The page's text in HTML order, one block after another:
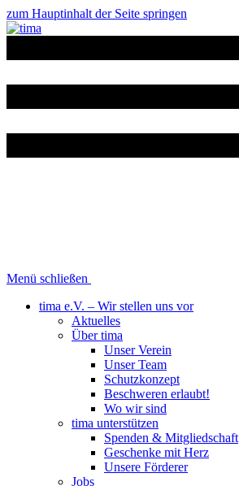
zum Hauptinhalt der Seite springen
Menü schließen
tima e.V. – Wir stellen uns vor
Aktuelles
Über tima
Unser Verein
Unser Team
Schutzkonzept
Beschweren erlaubt!
Wo wir sind
tima unterstützen
Spenden & Mitgliedschaft
Geschenke mit Herz
Unsere Förderer
Jobs